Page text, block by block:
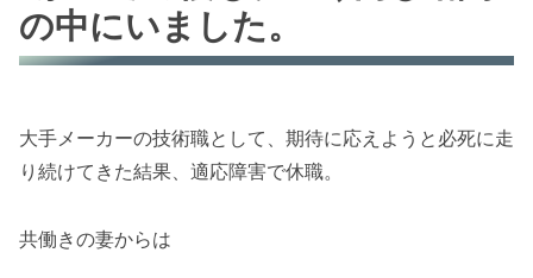
の中にいました。
大手メーカーの技術職として、期待に応えようと必死に走
り続けてきた結果、適応障害で休職。
共働きの妻からは